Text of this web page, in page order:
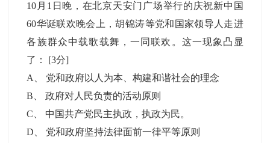
10月1日晚，在北京天安门广场举行的庆祝新中国
60华诞联欢晚会上，胡锦涛等党和国家领导人走进
各族群众中载歌载舞，一同联欢。这一现象凸显
了： [3分]
A
党和政府以人为本、构建和谐社会的理念
B 、政府对人民负责的活动原则
C
中国共产党民主执政，执政为民。
D
党和政府坚持法律面前一律平等原则